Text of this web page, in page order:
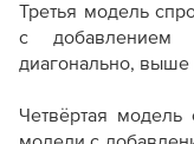
Третья модель
с добавлением
диагонально, выше
Четвёртая модель